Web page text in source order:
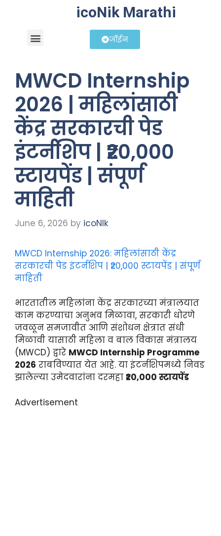
icoNik Marathi
जॉईन
MWCD Internship
2026 | महिलांसाठी
केंद्र सरकारची पेड
इंटर्नशिप | ₹20,000
स्टायपेंड | संपूर्ण
माहिती
June 6, 2026 by icoNIk
MWCD Internship 2026: महिलांसाठी केंद्र
सरकारची पेड इंटर्नशिप | ₹20,000 स्टायपेंड | संपूर्ण
माहिती
भारतातील महिलांना केंद्र सरकारच्या मंत्रालयात
काम करण्याचा अनुभव मिळावा, सरकारी धोरणे
जवळून समजावीत आणि संशोधन क्षेत्रात संधी
मिळावी यासाठी महिला व बाल विकास मंत्रालय
(MWCD) द्वारे MWCD Internship Programme
2026 राबविण्यात येत आहे. या इंटर्नशिपमध्ये निवड
झालेल्या उमेदवारांना दरमहा ₹20,000 स्टायपेंड
Advertisement